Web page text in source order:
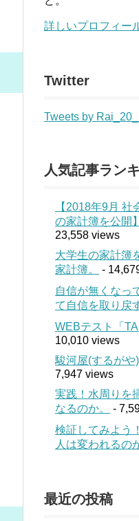
詳しいプロフィー
Twitter
Tweets by
人気記事ラン
【2018年9月 社
の家計簿を公開
23,558 views
大学生の家計簿
家計簿。
-
自信が無くなっ
て自信を取り戻
WEBテスト「
10,010 views
駿河屋(するがや
7,947 views
実践！水周りを
なるのか。
-
検証してみよう
人は変われるの
最近の投稿